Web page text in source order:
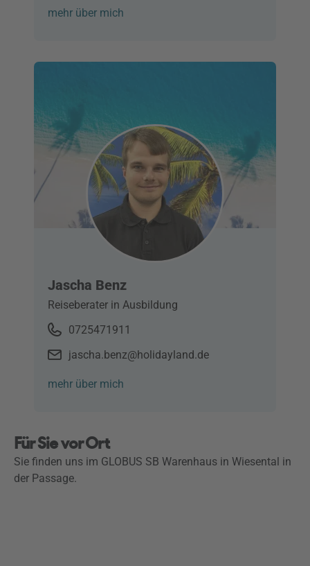
mehr über mich
Jascha Benz
Reiseberater in Ausbildung
0725471911
jascha.benz@holidayland.de
mehr über mich
Für Sie vor Ort
Sie finden uns im GLOBUS SB Warenhaus in Wiesental in
der Passage.